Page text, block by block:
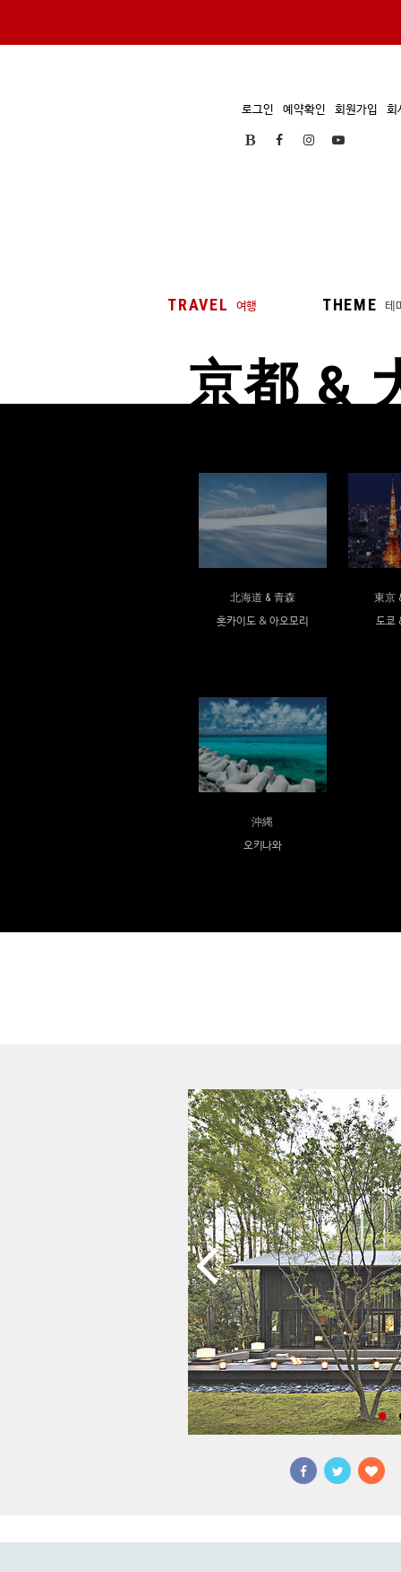
로그인 예약확인 회원가입 회
TRAVEL 여행 THEME 테
京都 &
北海道 & 青森
홋카이도 & 아오모리
東京
도쿄
沖縄
오키나와